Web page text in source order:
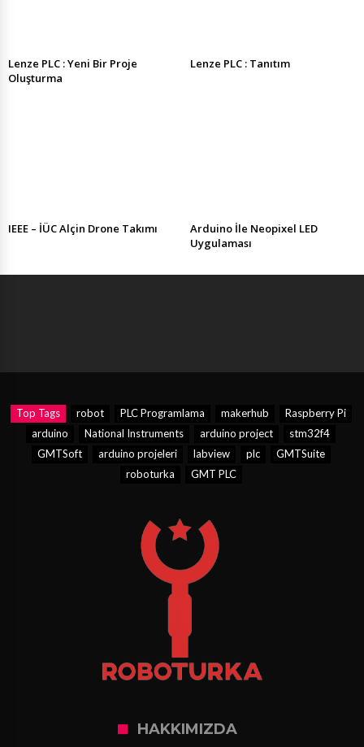
Lenze PLC : Yeni Bir Proje
Oluşturma
Lenze PLC : Tanıtım
IEEE – İÜC Alçin Drone Takımı
Arduino İle Neopixel LED
Uygulaması
Top Tags robot PLC Programlama makerhub
Raspberry Pi
arduino
National Instruments arduino project
stm32f4
GMTSoft
arduino projeleri labview plc
GMTSuite
roboturka
GMT PLC
HAKKIMIZDA